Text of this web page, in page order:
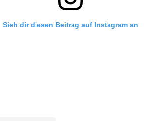
Sieh dir diesen Beitrag auf Instagram an